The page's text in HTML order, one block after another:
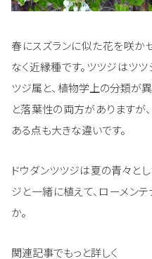
春にスズランに似た花を咲か
なく近縁種です。ツツジはツ
ツジ属と、植物学上の分類が
と落葉性の両方がありますが
ある点も大きな違いです。
ドウダンツツジは夏の青々と
ジと一緒に植えて、ローメン
か。
関連記事でもっと詳しく